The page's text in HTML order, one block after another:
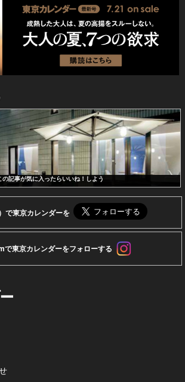
の記事が気に入ったらいいね！しよう
で東京カレンダーを
で東京カレンダーをフォローする